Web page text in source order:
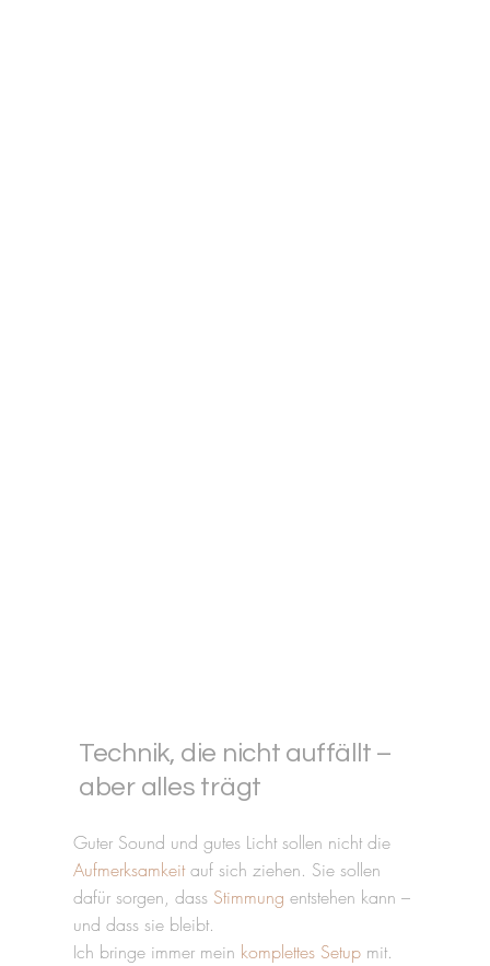
Technik, die nicht auffällt –
aber alles trägt
Guter Sound und gutes Licht sollen nicht die
Aufmerksamkeitauf sich ziehen. Sie sollen
dafür sorgen, dass Stimmung entstehen kann –
und dass sie bleibt.
Ich bringe immer mein komplettes Setup mit.